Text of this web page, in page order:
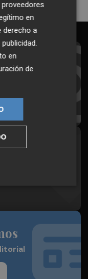
en tu email
medio
en
derecho a
.
en
de